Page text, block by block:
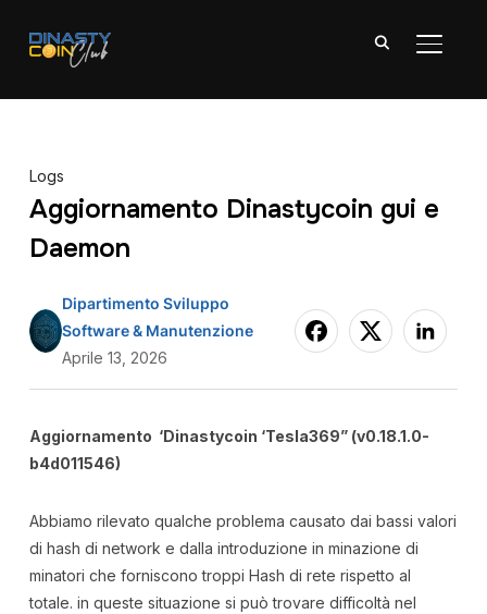
APRI/
Logs
Aggiornamento Dinastycoin gui e
Daemon
Dipartimento Sviluppo
Software & Manutenzione
Aprile 13, 2026
Aggiornamento ‘Dinastycoin ‘Tesla369” (v0.18.1.0-
b4d011546)
Abbiamo rilevato qualche problema causato dai bassi valori
di hash di network e dalla introduzione in minazione di
minatori che forniscono troppi Hash di rete rispetto al
totale. in queste situazione si può trovare difficoltà nel